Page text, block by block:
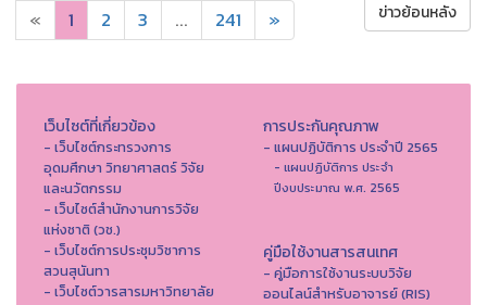
« 1 2 3 ... 241 » ข่าวย้อนหลัง
เว็บไซต์ที่เกี่ยวข้อง
- เว็บไซต์กระทรวงการ
อุดมศึกษา วิทยาศาสตร์ วิจัย
และนวัตกรรม
- เว็บไซต์สำนักงานการวิจัย
แห่งชาติ (วช.)
- เว็บไซต์การประชุมวิชาการ
สวนสุนันทา
- เว็บไซต์วารสารมหาวิทยาลัย
การประกันคุณภาพ
- แผนปฏิบัติการ ประจำปี 2565
- แผนปฏิบัติการ ประจำ
ปีงบประมาณ พ.ศ. 2565
คู่มือใช้งานสารสนเทศ
- คู่มือการใช้งานระบบวิจัย
ออนไลน์สำหรับอาจารย์ (RIS)